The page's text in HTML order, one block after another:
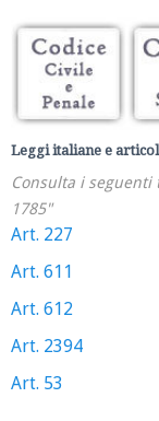
Leggi italiane e
Consulta i
1785"
Art. 227
Art. 611
Art. 612
Art. 2394
Art. 53